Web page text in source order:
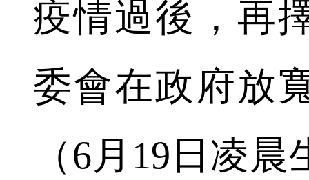
疫情過後，再
委會在政府放
（6月19日凌